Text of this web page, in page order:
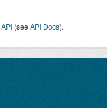
API (seeAPI Docs).